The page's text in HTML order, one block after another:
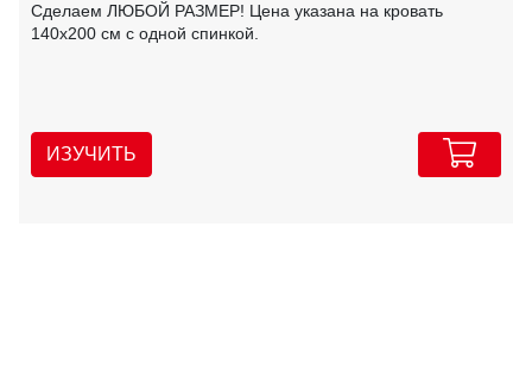
Сделаем ЛЮБОЙ РАЗМЕР! Цена указана на кровать
140х200 см с одной спинкой.
ИЗУЧИТЬ